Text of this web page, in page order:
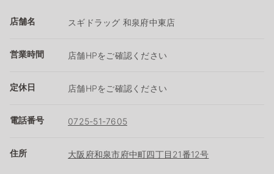
店舗名 スギドラッグ 和泉府中東店
営業時間 店舗HPをご確認ください
定休日 店舗HPをご確認ください
電話番号 0725-51-7605
住所 大阪府和泉市府中町四丁目21番12号